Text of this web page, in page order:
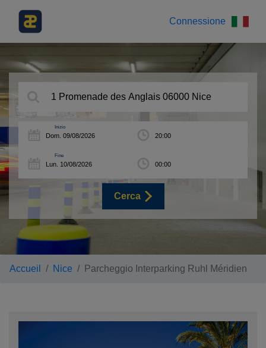
Connessione
Inizio
Fine
Cerca
Accueil Nice Parcheggio Interparking Ruhl Méridien